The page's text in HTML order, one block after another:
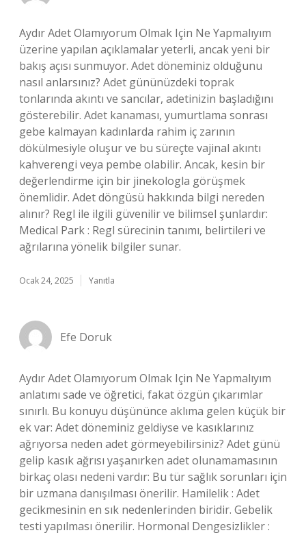
Aydır Adet Olamıyorum Olmak Için Ne Yapmalıyım
üzerine yapılan açıklamalar yeterli, ancak yeni bir
bakış açısı sunmuyor. Adet döneminiz olduğunu
nasıl anlarsınız? Adet gününüzdeki toprak
tonlarında akıntı ve sancılar, adetinizin başladığını
gösterebilir. Adet kanaması, yumurtlama sonrası
gebe kalmayan kadınlarda rahim iç zarının
dökülmesiyle oluşur ve bu süreçte vajinal akıntı
kahverengi veya pembe olabilir. Ancak, kesin bir
değerlendirme için bir jinekologla görüşmek
önemlidir. Adet döngüsü hakkında bilgi nereden
alınır? Regl ile ilgili güvenilir ve bilimsel şunlardır:
Medical Park : Regl sürecinin tanımı, belirtileri ve
ağrılarına yönelik bilgiler sunar.
Ocak 24, 2025 Yanıtla
Efe Doruk
Aydır Adet Olamıyorum Olmak Için Ne Yapmalıyım
anlatımı sade ve öğretici, fakat özgün çıkarımlar
sınırlı. Bu konuyu düşününce aklıma gelen küçük bir
ek var: Adet döneminiz geldiyse ve kasıklarınız
ağrıyorsa neden adet görmeyebilirsiniz? Adet günü
gelip kasık ağrısı yaşanırken adet olunamamasının
birkaç olası nedeni vardır: Bu tür sağlık sorunları için
bir uzmana danışılması önerilir. Hamilelik : Adet
gecikmesinin en sık nedenlerinden biridir. Gebelik
testi yapılması önerilir. Hormonal Dengesizlikler :